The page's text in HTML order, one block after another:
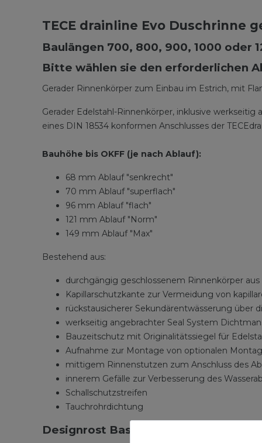
TECE drainline Evo Duschrinne
Baulängen 700, 800, 900, 1000 oder
Bitte wählen sie den erforderlichen
Gerader Rinnenkörper zum Einbau im Estrich, mit
Gerader Edelstahl-Rinnenkörper, inklusive
eines DIN 18534 konformen Anschlusses der
Bauhöhe bis OKFF (je nach Ablauf):
68 mm Ablauf "senkrecht"
70 mm Ablauf "superflach"
96 mm Ablauf "flach"
121 mm Ablauf "Norm"
149 mm Ablauf "Max"
Bestehend aus:
durchgängig geschlossenem Rinnenkörper
Kapillarschutzkante zur Vermeidung von
rückstausicherer Sekundärentwässerung über
werkseitig angebrachter Seal System
Bauzeitschutz mit Originalitätssiegel für
Aufnahme zur Montage von optionalen
mittigem Rinnenstutzen zum Anschluss des
innerem Gefälle zur Verbesserung des
Schallschutzstreifen
Tauchrohrdichtung
Designrost Basic